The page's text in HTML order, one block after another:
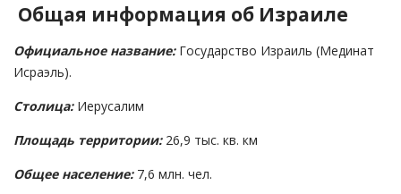
Общая информация об Израиле
Официальное название: Государство Израиль (Мединат
Исраэль).
Столица: Иерусалим
Площадь территории: 26,9 тыс. кв. км
Общее население: 7,6 млн. чел.